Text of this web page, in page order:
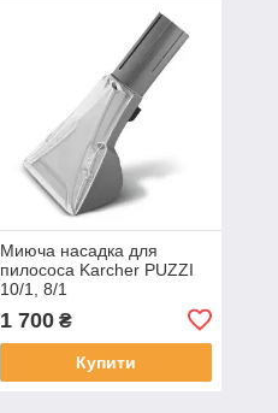
Миюча насадка для
пилососа Karcher PUZZI
10/1, 8/1
1 700₴
Купити